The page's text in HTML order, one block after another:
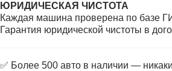
ЮРИДИЧЕСКАЯ ЧИСТОТА
Каждая машина проверена по базе
Гарантия юридической чистоты в
✅ Более 500 авто в наличии —